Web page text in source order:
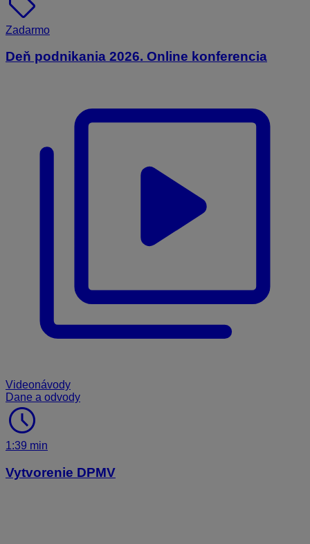
Zadarmo
Deň podnikania 2026. Online konferencia
Videonávody
Dane a odvody
schedule
1:39 min
Vytvorenie DPMV